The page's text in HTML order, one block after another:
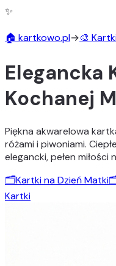
✨
🏠 kartkowo.pl→🎨
Elegancka
Kochanej
Piękna akwarelowa
różami i piwoniami.
elegancki, pełen miłości
🗂️Kartki na Dzień Matki
Kartki